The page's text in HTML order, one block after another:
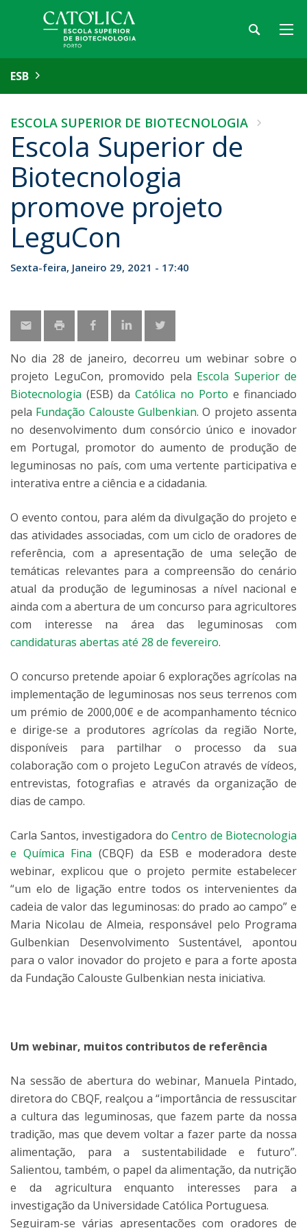
ESB
ESCOLA SUPERIOR DE BIOTECNOLOGIA
Escola Superior de
Biotecnologia
promove projeto
LeguCon
Sexta-feira, Janeiro 29, 2021 - 17:40
No dia 28 de janeiro, decorreu um webinar sobre o
projeto LeguCon, promovido pela Escola Superior de
Biotecnologia (ESB) da Católica no Porto e financiado
pela Fundação Calouste Gulbenkian. O projeto assenta
no desenvolvimento dum consórcio único e inovador
em Portugal, promotor do aumento de produção de
leguminosas no país, com uma vertente participativa e
interativa entre a ciência e a cidadania.
O evento contou, para além da divulgação do projeto e
das atividades associadas, com um ciclo de oradores de
referência, com a apresentação de uma seleção de
temáticas relevantes para a compreensão do cenário
atual da produção de leguminosas a nível nacional e
ainda com a abertura de um concurso para agricultores
com interesse na área das leguminosas com
candidaturas abertas até 28 de fevereiro.
O concurso pretende apoiar 6 explorações agrícolas na
implementação de leguminosas nos seus terrenos com
um prémio de 2000,00€ e de acompanhamento técnico
e dirige-se a produtores agrícolas da região Norte,
disponíveis para partilhar o processo da sua
colaboração com o projeto LeguCon através de vídeos,
entrevistas, fotografias e através da organização de
dias de campo.
Carla Santos, investigadora do Centro de Biotecnologia
e Química Fina (CBQF) da ESB e moderadora deste
webinar, explicou que o projeto permite estabelecer
“um elo de ligação entre todos os intervenientes da
cadeia de valor das leguminosas: do prado ao campo” e
Maria Nicolau de Almeia, responsável pelo Programa
Gulbenkian Desenvolvimento Sustentável, apontou
para o valor inovador do projeto e para a forte aposta
da Fundação Calouste Gulbenkian nesta iniciativa.
Um webinar, muitos contributos de referência
Na sessão de abertura do webinar, Manuela Pintado,
diretora do CBQF, realçou a “importância de ressuscitar
a cultura das leguminosas, que fazem parte da nossa
tradição, mas que devem voltar a fazer parte da nossa
alimentação, para a sustentabilidade e futuro”.
Salientou, também, o papel da alimentação, da nutrição
e da agricultura enquanto interesses para a
investigação da Universidade Católica Portuguesa.
Seguiram-se várias apresentações com oradores de